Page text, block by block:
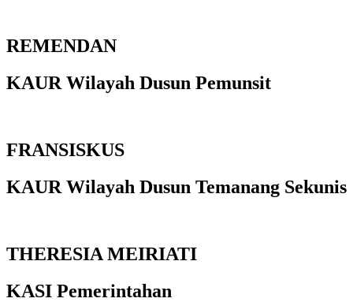
REMENDAN
KAUR Wilayah Dusun Pemunsit
FRANSISKUS
KAUR Wilayah Dusun Temanang Sekunis
THERESIA MEIRIATI
KASI Pemerintahan